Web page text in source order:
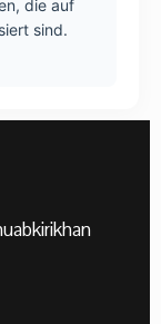
die auf
sind.